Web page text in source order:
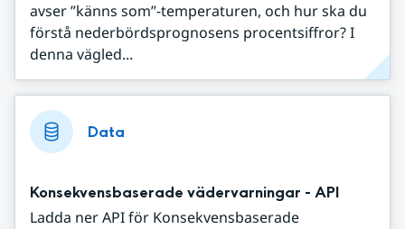
avser ”känns som”-temperaturen, och hur ska du
förstå nederbördsprognosens procentsiffror? I
denna vägled...
Data
Konsekvensbaserade vädervarningar - API
Ladda ner API för Konsekvensbaserade